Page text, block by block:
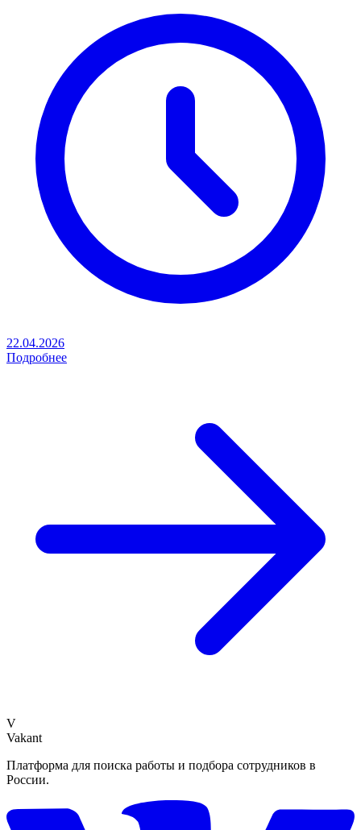
22.04.2026
Подробнее
V
Vakant
Платформа для поиска работы и подбора сотрудников в
России.